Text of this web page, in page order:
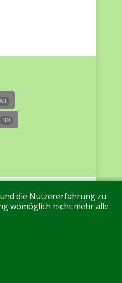
83
30
die Nutzererfahrung zu
womöglich nicht mehr alle